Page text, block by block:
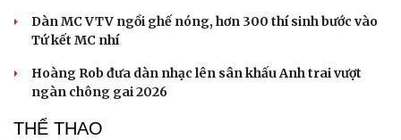
Dàn MC VTV ngồi ghế nóng, hơn 300 thí sinh bước vào
Tứ kết MC nhí
Hoàng Rob đưa dàn nhạc lên sân khấu Anh trai vượt
ngàn chông gai 2026
THỂ THAO